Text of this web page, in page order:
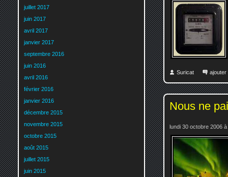
Suricat ajouter
Nous ne
lundi 30 octobre 2006
juillet 2017
juin 2017
avril 2017
janvier 2017
septembre 2016
juin 2016
avril 2016
février 2016
janvier 2016
décembre 2015
novembre 2015
octobre 2015
août 2015
juillet 2015
juin 2015